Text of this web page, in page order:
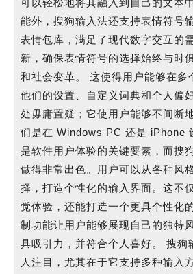
可以轻松地将其融入到自己的文本
能外，搜狗输入法还支持表情符号
表情包库，满足了现代数字交互的
新，确保表情符号的选择始终与时
和社会变革。 这使得用户能够在多
他们的设置、自定义词典和个人偏
处毋庸置疑；它使用户能够不间断
们是在 Windows PC 还是 iPhone
是软件用户体验的关键要素，而搜
做得非常出色。用户可以从各种风
择，打造个性化的输入界面。这不
觉体验，还能打造一个更具个性化
制功能让用户能够展现自己的独特
具吸引力，并符合个人喜好。 搜狗
人注目，尤其在于它支持多种输入